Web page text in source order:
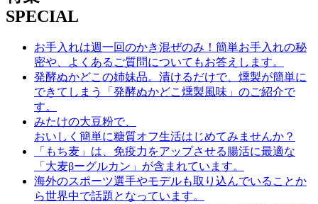
SPECIAL
お手入れは週一回のかき混ぜのみ！簡単お手入れの秘
密や、よくあるご質問についてもお答えします。
発酵ぬかどこの姉妹品。漬けるだけで、燻製が簡単に
できてしまう「発酵ぬかどこ燻製風味」のご紹介で
す。
みたけの大豆粉で、
おいしく簡単に糖質オフ生活はじめてみませんか？
「もち麦」は、免疫力をアップさせる腸活に最適な
「大麦βーグルカン」が含まれています。
海外のスポーツ選手やモデルも取り込んでいることか
ら世界中で話題となっています。